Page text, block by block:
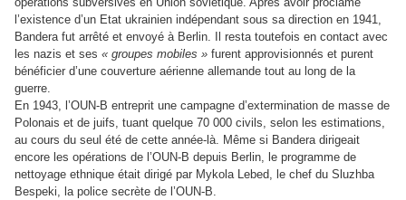
l’existence d’un Etat ukrainien indépendant sous sa direction en 1941,
Bandera fut arrêté et envoyé à Berlin. Il resta toutefois en contact avec
les nazis et ses « groupes mobiles » furent approvisionnés et purent
bénéficier d’une couverture aérienne allemande tout au long de la
guerre.
En 1943, l’OUN-B entreprit une campagne d’extermination de masse de
Polonais et de juifs, tuant quelque 70 000 civils, selon les estimations,
au cours du seul été de cette année-là. Même si Bandera dirigeait
encore les opérations de l’OUN-B depuis Berlin, le programme de
nettoyage ethnique était dirigé par Mykola Lebed, le chef du Sluzhba
Bespeki, la police secrète de l’OUN-B.